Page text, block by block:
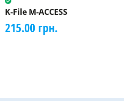
K-File M-ACCESS
215.00 грн.